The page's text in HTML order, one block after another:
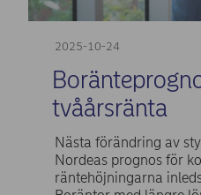
2025-10-24
tvåårsränta
Nästa förändring av
Nordeas prognos för
räntehöjningarna